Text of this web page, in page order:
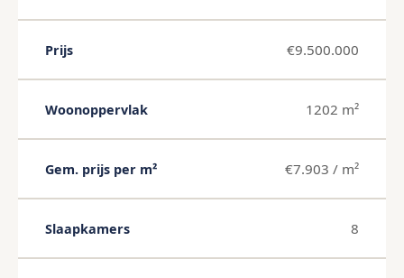
Prijs €9.500.000
Woonoppervlak 1202 m²
Gem. prijs per m² €7.903 / m²
Slaapkamers 8